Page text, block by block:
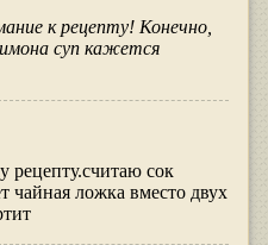
к рецепту! Конечно,
суп кажется
рецепту.считаю сок
ложка вместо двух